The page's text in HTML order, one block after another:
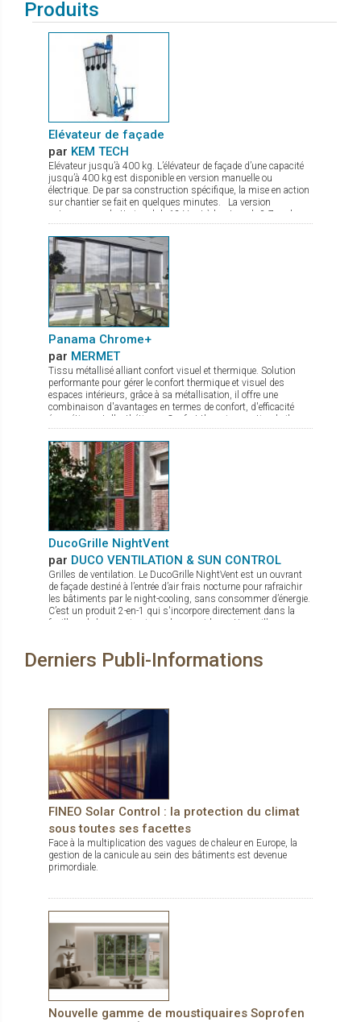
Produits
Elévateur de façade
par KEM TECH
Elévateur jusqu’à 400 kg. L’élévateur de façade d’une capacité
jusqu’à 400 kg est disponible en version manuelle ou
électrique. De par sa construction spécifique, la mise en action
sur chantier se fait en quelques minutes. La version
autonome sur batterie gel de 12 V est à hauteur de 8,7 m, le
treuil de levage commandé par une radio commande est équipé
d’un double frein. Le chassis est à largeur réglable avec pieds
de stabilisation à hauteur réglable. De nombreux accessoires
sont disponibles comme fourche de levage, potence avec
crochet.
Panama Chrome+
par MERMET
Tissu métallisé alliant confort visuel et thermique. Solution
performante pour gérer le confort thermique et visuel des
espaces intérieurs, grâce à sa métallisation, il offre une
combinaison d'avantages en termes de confort, d'efficacité
énergétique et d'esthétique : Confort thermique optimal : il
réfléchit jusqu'à 80 % de l'énergie solaire. Maîtrise de
l'éblouissement : quel que soit le coloris choisi, il protège les
occupants des effets gênants de la lumière tout en maintenant
un éclairage naturel agréable. Visibilité améliorée : la
métallisation assure une bonne transparence permettant une
vue dégagée vers l'extérieur. Le tissu Panama Chrome+ allie
confort et design à la perfection. Il ne reste plus qu’à choisir
parmi les 5 coloris disponibles en grande largeur de 285 cm !
DucoGrille NightVent
par DUCO VENTILATION & SUN CONTROL
Grilles de ventilation. Le DucoGrille NightVent est un ouvrant
de façade destiné à l’entrée d’air frais nocturne pour rafraichir
les bâtiments par le night-cooling, sans consommer d’énergie.
C’est un produit 2-en-1 qui s'incorpore directement dans la
feuillure de la menuiserie ou du mur-rideau : Une grille
l’esthétique épurée, sans charnières apparentes, avec un très
Derniers Publi-Informations
FINEO Solar Control : la protection du climat
sous toutes ses facettes
Face à la multiplication des vagues de chaleur en Europe, la
gestion de la canicule au sein des bâtiments est devenue
primordiale.
Nouvelle gamme de moustiquaires Soprofen